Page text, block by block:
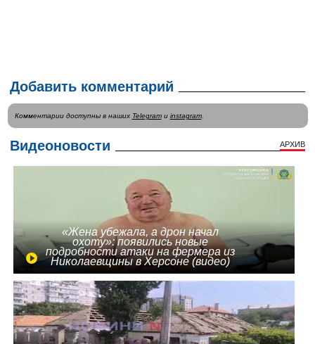
Добавить комментарий
Комментарии доступны в наших Telegramи instagram.
Видеоновости АРХИВ
«Жена убежала, а дрон начал
охоту»: появились новые
подробности атаки на фермера из
Николаевщины в Херсоне (видео)